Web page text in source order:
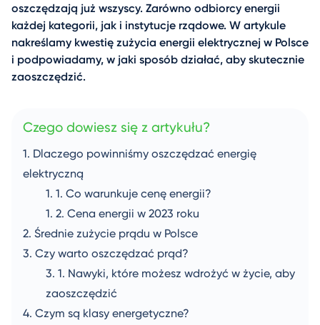
oszczędzają już wszyscy. Zarówno odbiorcy energii
każdej kategorii, jak i instytucje rządowe. W artykule
nakreślamy kwestię zużycia energii elektrycznej w Polsce
i podpowiadamy, w jaki sposób działać, aby skutecznie
zaoszczędzić.
Czego dowiesz się z artykułu?
Dlaczego powinniśmy oszczędzać energię
elektryczną
Co warunkuje cenę energii?
Cena energii w 2023 roku
Średnie zużycie prądu w Polsce
Czy warto oszczędzać prąd?
Nawyki, które możesz wdrożyć w życie, aby
zaoszczędzić
Czym są klasy energetyczne?